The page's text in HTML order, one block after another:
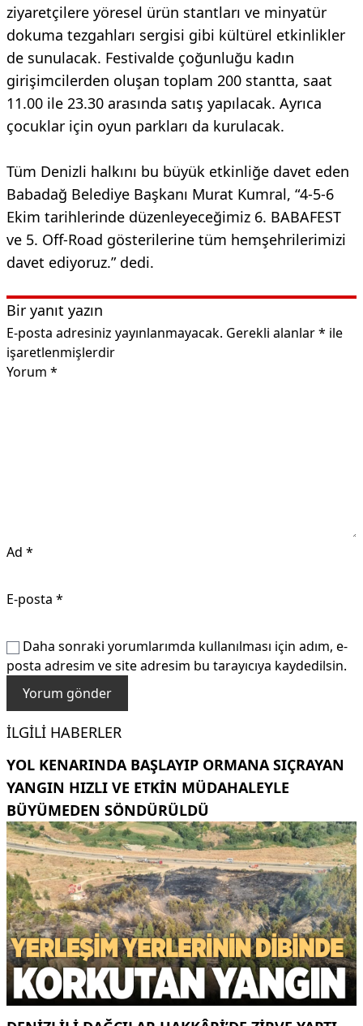
ziyaretçilere yöresel ürün stantları ve minyatür
dokuma tezgahları sergisi gibi kültürel etkinlikler
de sunulacak. Festivalde çoğunluğu kadın
girişimcilerden oluşan toplam 200 stantta, saat
11.00 ile 23.30 arasında satış yapılacak. Ayrıca
çocuklar için oyun parkları da kurulacak.
Tüm Denizli halkını bu büyük etkinliğe davet eden
Babadağ Belediye Başkanı Murat Kumral, “4-5-6
Ekim tarihlerinde düzenleyeceğimiz 6. BABAFEST
ve 5. Off-Road gösterilerine tüm hemşehrilerimizi
davet ediyoruz.” dedi.
Bir yanıt yazın
E-posta adresiniz yayınlanmayacak. Gerekli alanlar* ile
işaretlenmişlerdir
Yorum *
Ad *
E-posta *
Daha sonraki yorumlarımda kullanılması için adım, e-
posta adresim ve site adresim bu tarayıcıya kaydedilsin.
İLGILI HABERLER
YOL KENARINDA BAŞLAYIP ORMANA SIÇRAYAN
YANGIN HIZLI VE ETKIN MÜDAHALEYLE
BÜYÜMEDEN SÖNDÜRÜLDÜ